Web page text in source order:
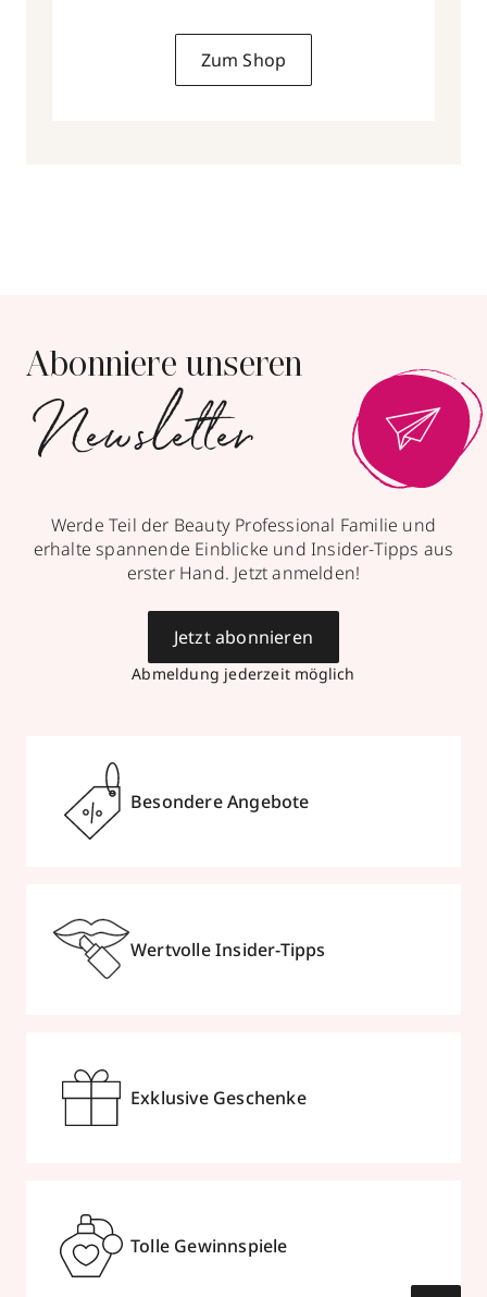
Zum Shop
Abonniere unseren
Newsletter
Werde Teil der Beauty Professional Familie und
erhalte spannende Einblicke und Insider-Tipps aus
erster Hand. Jetzt anmelden!
Abmeldung jederzeit möglich
Jetzt abonnieren
Besondere Angebote
Wertvolle Insider-Tipps
Exklusive Geschenke
Tolle Gewinnspiele